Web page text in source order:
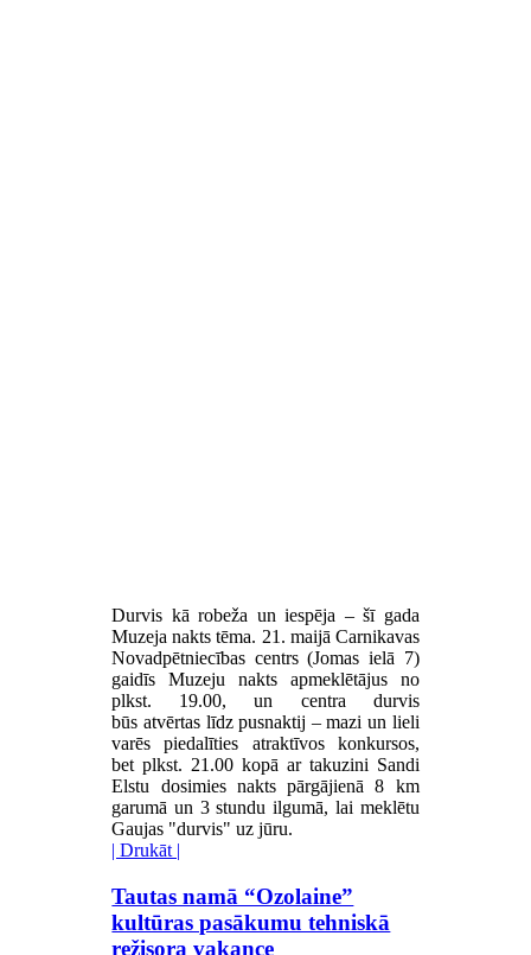
Durvis kā robeža un iespēja – šī gada
Muzeja nakts tēma. 21. maijā Carnikavas
Novadpētniecības centrs (Jomas ielā 7)
gaidīs Muzeju nakts apmeklētājus no
plkst. 19.00, un centra durvis
būs atvērtas līdz pusnaktij – mazi un lieli
varēs piedalīties atraktīvos konkursos,
bet plkst. 21.00 kopā ar takuzini Sandi
Elstu dosimies nakts pārgājienā 8 km
garumā un 3 stundu ilgumā, lai meklētu
Gaujas "durvis" uz jūru.
| Drukāt |
Tautas namā “Ozolaine”
kultūras pasākumu tehniskā
režisora vakance